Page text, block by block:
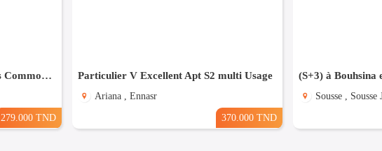
(S+3) à Sousse Proche de toutes Commodités
279.000 TND
Particulier V Excellent Apt S2 multi Usage
Ariana , Ennasr
370.000 TND
Sousse , Sousse